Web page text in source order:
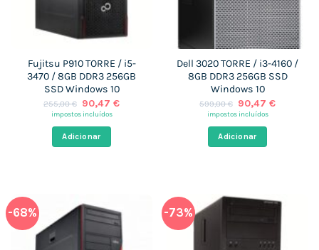
Fujitsu P910 TORRE / i5-
3470 / 8GB DDR3 256GB
SSD Windows 10
255,00€ O
preço
era:
255,00 €.
90,47€O
impostos incluídos
Adicionar
Dell 3020 TORRE / i3-4160 /
8GB DDR3 256GB SSD
Windows 10
599,00€ O
preço
era:
599,00 €.
90,47€O
impostos incluídos
Adicionar
-68% -73%